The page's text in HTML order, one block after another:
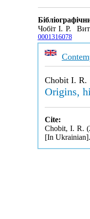
Чобіт І. Р.
0001316078
Chobit I. R.
Origins,
Cite:
Chobit, I. R.
[In Ukrainian].